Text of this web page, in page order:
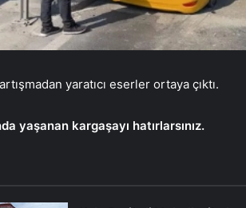
yaratıcı eserler ortaya çıktı.
yaşanan kargaşayı hatırlarsınız.